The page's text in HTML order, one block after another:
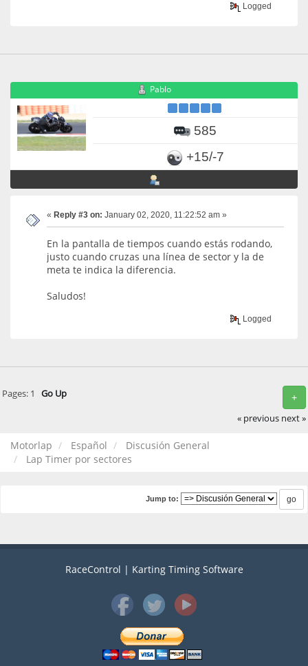
Logged
Pablo
585
+15/-7
« Reply #3 on: January 02, 2020, 11:22:52 am »
En la pantalla de tiempos cuando estás rodando,
justo cuando cruzas una línea de sector y la de
meta te indica la diferencia.
Saludos!
Logged
+
Pages: 1 Go Up
« previous next »
Motorlap Español
Discusión General
Lap Timer por sectores
Jump to:
RaceControl | Karting Timing Software